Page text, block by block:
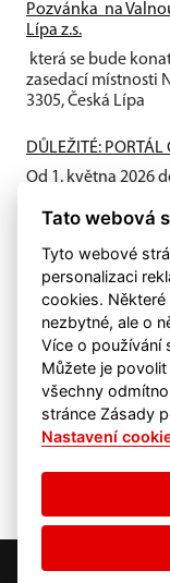
Pozvánka na
Lípa z.s.
která se bude
zasedací místnosti
3305, Česká Lípa
DŮLEŽITÉ: PORTÁL
Od 1. května 2026
osob...
eSports s.r.o.
Tato webová
Tyto webové
personalizaci
cookies.
nezbytné, ale o
Více o používání
Můžete je
všechny
stránce Zásady
Nastavení